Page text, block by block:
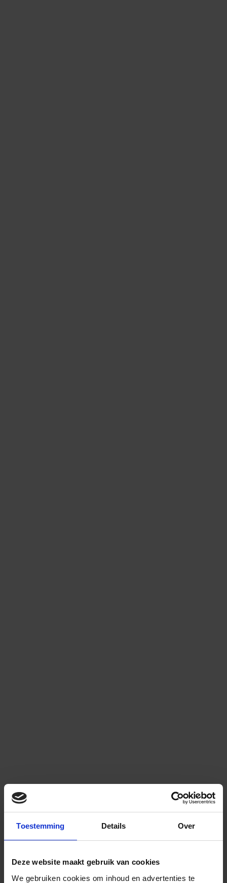
Toestemming Details Over
Deze website maakt gebruik van cookies
We gebruiken cookies om inhoud en advertenties te